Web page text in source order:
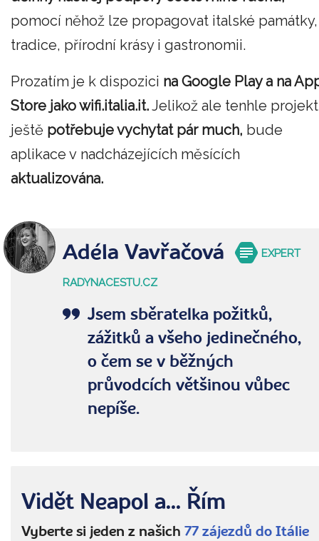
pomocí něhož lze propagovat italské památky,
tradice, přírodní krásy i gastronomii.
Prozatím je k dispozici na Google Play a na
Store jako wifi.italia.it.Jelikož ale tenhle projekt
ještě potřebuje vychytat pár much, bude
aplikace v nadcházejících měsících
aktualizována.
Adéla Vavřačová EXPERT
RADYNACESTU.CZ
Jsem sběratelka požitků,
zážitků a všeho jedinečného,
o čem se v běžných
průvodcích většinou vůbec
nepíše.
Vidět Neapol a... Řím
Vyberte si jeden z našich 77 zájezdů do Itálie